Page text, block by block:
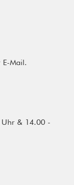
E-Mail.
& 14.00 -